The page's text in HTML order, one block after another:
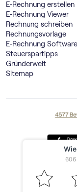
E‑Rechnung erstellen
E‑Rechnung Viewer
Rechnung schreiben
Rechnungsvorlage
E‑Rechnung
Steuerspartipps
Gründerwelt
Sitemap